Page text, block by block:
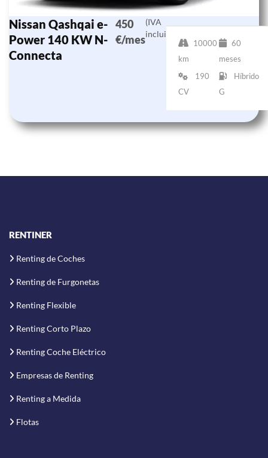
Nissan Qashqai e-
Power 140 KW N-
Connecta
450
€/mes
(IVA
incluido)
10000
km
60
meses
190
CV
Híbrido
G
RENTINER
Renting de Coches
Renting de Furgonetas
Renting Flexible
Renting Corto Plazo
Renting Coche Eléctrico
Empresas de Renting
Renting a Medida
Flotas